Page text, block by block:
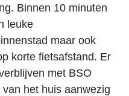
Binnen 10 minuten
leuke
maar ook
korte fietsafstand. Er
met BSO
het huis aanwezig